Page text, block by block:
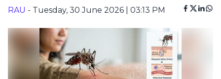
RAU - Tuesday, 30 June 2026 | 03:13 PM